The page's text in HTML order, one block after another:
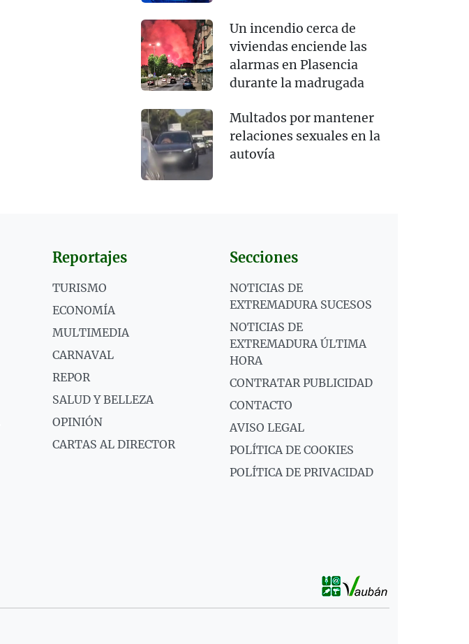
Un incendio cerca de
viviendas enciende las
alarmas en Plasencia
durante la madrugada
Multados por mantener
relaciones sexuales en la
autovía
Reportajes
TURISMO
ECONOMÍA
MULTIMEDIA
CARNAVAL
REPOR
SALUD Y BELLEZA
OPINIÓN
CARTAS AL DIRECTOR
Secciones
NOTICIAS DE
EXTREMADURA SUCESOS
NOTICIAS DE
EXTREMADURA ÚLTIMA
HORA
CONTRATAR PUBLICIDAD
CONTACTO
AVISO LEGAL
POLÍTICA DE COOKIES
POLÍTICA DE PRIVACIDAD